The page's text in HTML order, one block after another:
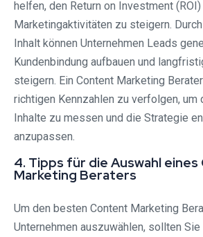
helfen, den Return on Investment
Marketingaktivitäten zu steigern.
Inhalt können Unternehmen Leads
Kundenbindung aufbauen und
steigern. Ein Content Marketing
richtigen Kennzahlen zu verfolgen, um
Inhalte zu messen und die Strategie
anzupassen.
4. Tipps für die Auswahl
Marketing Beraters
Um den besten Content Marketing
Unternehmen auszuwählen, sollten